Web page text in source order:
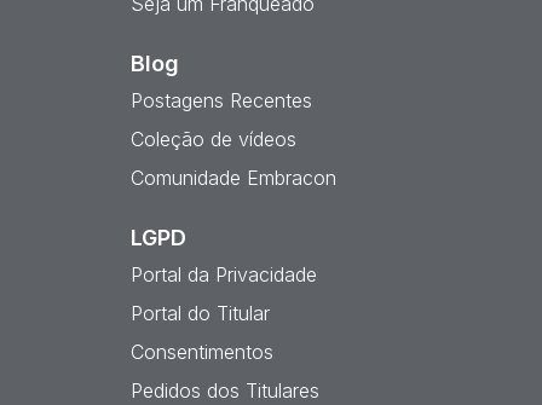
Blog
Postagens Recentes
Coleção de vídeos
Comunidade Embracon
LGPD
Portal da Privacidade
Portal do Titular
Consentimentos
Pedidos dos Titulares